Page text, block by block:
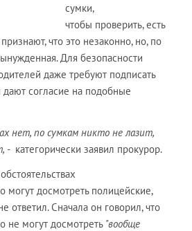
сумки,
чтобы проверить, есть
что это незаконно, но, по
Для безопасности
даже требуют подписать
дают согласие на подобные
нет, по сумкам никто не лазит,
- категорически заявил прокурор.
могут досмотреть полицейские,
ответил. Сначала он говорил, что
не могут досмотреть "вообще